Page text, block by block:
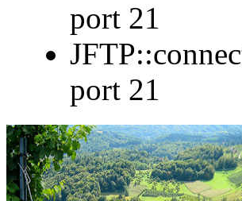
port 21
port 21